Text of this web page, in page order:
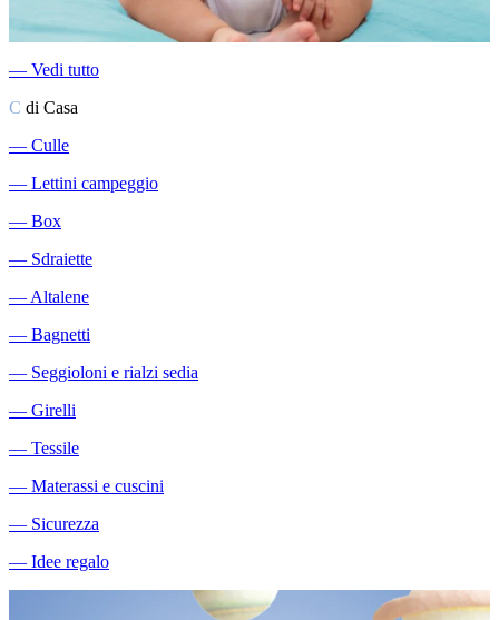
― Vedi tutto
C di Casa
― Culle
― Lettini campeggio
― Box
― Sdraiette
―Altalene
― Bagnetti
― Seggioloni e rialzi sedia
― Girelli
― Tessile
― Materassi e cuscini
― Sicurezza
― Idee regalo